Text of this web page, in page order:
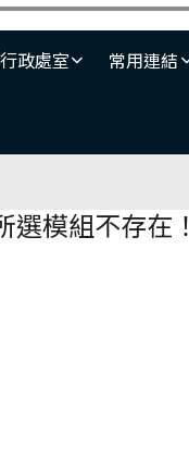
行政處室 常用連結
內容區域
選模組不存在！